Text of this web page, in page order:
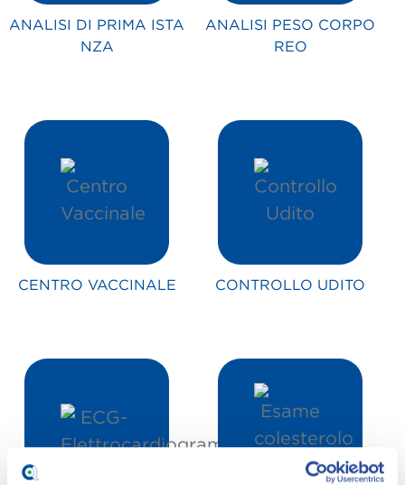
ANALISI DI PRIMA ISTA
NZA
ANALISI PESO CORPO
REO
CENTRO VACCINALE CONTROLLO UDITO